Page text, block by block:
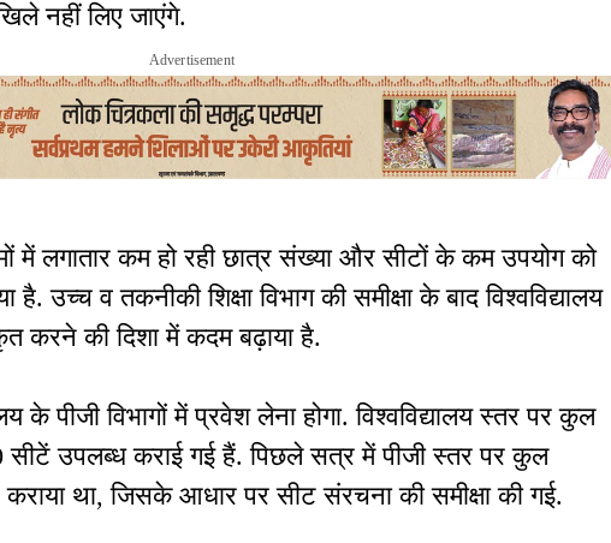
नहीं लिए जाएंगे.
Advertisement
में लगातार कम हो रही छात्र संख्या और सीटों के कम उपयोग को
है. उच्च व तकनीकी शिक्षा विभाग की समीक्षा के बाद विश्वविद्यालय
करने की दिशा में कदम बढ़ाया है.
के पीजी विभागों में प्रवेश लेना होगा. विश्वविद्यालय स्तर पर कुल
सीटें उपलब्ध कराई गई हैं. पिछले सत्र में पीजी स्तर पर कुल
था, जिसके आधार पर सीट संरचना की समीक्षा की गई.